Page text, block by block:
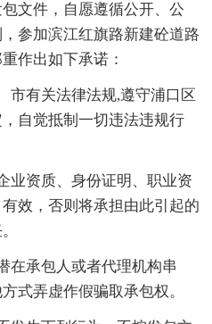
文件，自愿遵循公开、公
参加滨江红旗路新建砼道路
作出如下承诺：
市有关法律法规,遵守浦口区
自觉抵制一切违法违规行
业资质、身份证明、职业资
效，否则将承担由此引起的
在承包人或者代理机构串
式弄虚作假骗取承包权。